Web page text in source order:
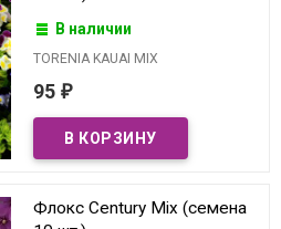
В наличии
TORENIA KAUAI MIX
95 ₽
Флокс Century Mix (семена